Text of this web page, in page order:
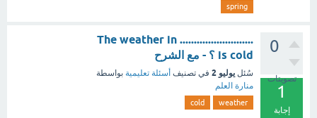
spring
0
تصويتات
1
إجابة
The weather in ..........................
is cold ؟ - مع الشرح
سُئل يوليو 2 في تصنيف أسئلة تعليمية بواسطة
منارة العلم
weather
cold